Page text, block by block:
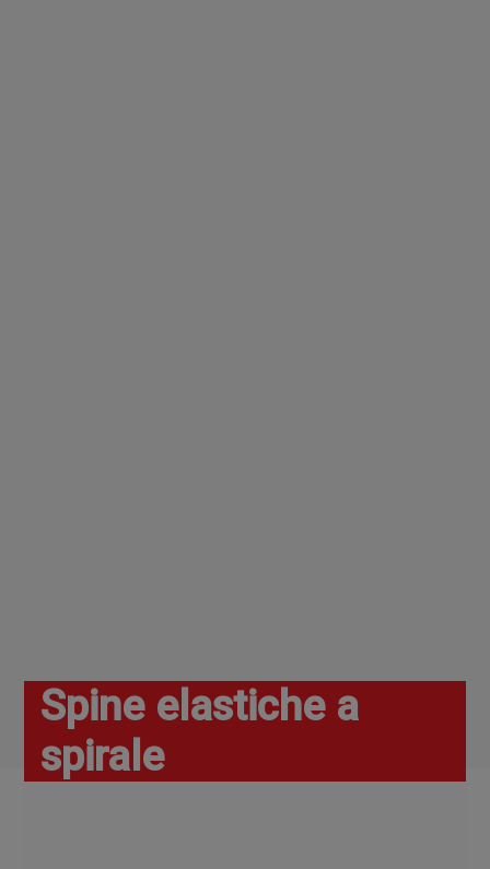
Spine elastiche a
spirale